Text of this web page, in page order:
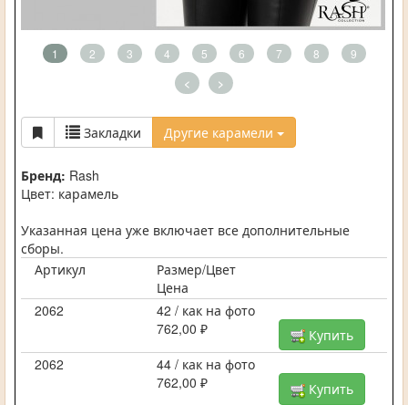
1 2 3 4 5 6 7 8 9
< >
Закладки Другие карамели
Бренд: Rash
Цвет: карамель
Указанная цена уже включает все дополнительные
сборы.
Артикул
Размер/Цвет
Цена
2062
42 / как на фото
762,00 ₽
Купить
2062
44 / как на фото
762,00 ₽
Купить